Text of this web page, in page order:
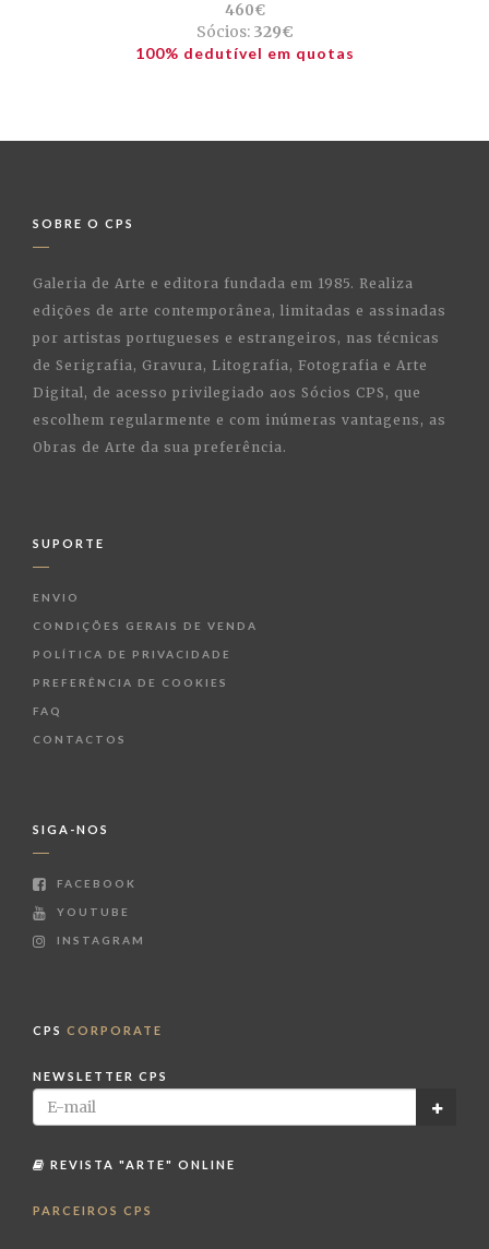
460€
Sócios:329€
100% dedutível em quotas
SOBRE O CPS
Galeria de Arte e editora fundada em 1985. Realiza
edições de arte contemporânea, limitadas e assinadas
por artistas portugueses e estrangeiros, nas técnicas
de Serigrafia, Gravura, Litografia, Fotografia e Arte
Digital, de acesso privilegiado aos Sócios CPS, que
escolhem regularmente e com inúmeras vantagens, as
Obras de Arte da sua preferência.
SUPORTE
ENVIO
CONDIÇÕES GERAIS DE VENDA
POLÍTICA DE PRIVACIDADE
PREFERÊNCIA DE COOKIES
FAQ
CONTACTOS
SIGA-NOS
FACEBOOK
YOUTUBE
INSTAGRAM
CPS CORPORATE
NEWSLETTER CPS
REVISTA "ARTE" ONLINE
PARCEIROS CPS